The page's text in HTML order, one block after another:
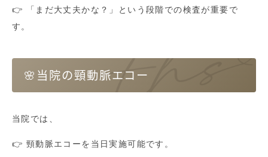
👉 「まだ大丈夫かな？」という段階での検査が重要で
す。
🌸当院の頸動脈エコー
当院では、
👉 頸動脈エコーを当日実施可能です。